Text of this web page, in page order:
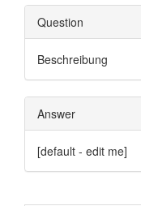
Question
Beschreibung
Answer
[default - edit me]